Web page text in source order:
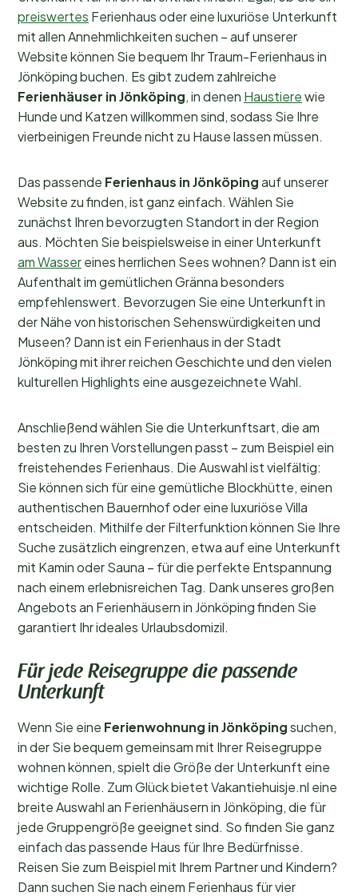
preiswertes Ferienhaus oder eine luxuriöse Unterkunft
mit allen Annehmlichkeiten suchen – auf unserer
Website können Sie bequem Ihr Traum-Ferienhaus in
Jönköping buchen. Es gibt zudem zahlreiche
Ferienhäuser in Jönköping, in denen Haustierewie
Hunde und Katzen willkommen sind, sodass Sie Ihre
vierbeinigen Freunde nicht zu Hause lassen müssen.
Das passende Ferienhaus in Jönköpingauf unserer
Website zu finden, ist ganz einfach. Wählen Sie
zunächst Ihren bevorzugten Standort in der Region
aus. Möchten Sie beispielsweise in einer Unterkunft
am Wassereines herrlichen Sees wohnen? Dann ist ein
Aufenthalt im gemütlichen Gränna besonders
empfehlenswert. Bevorzugen Sie eine Unterkunft in
der Nähe von historischen Sehenswürdigkeiten und
Museen? Dann ist ein Ferienhaus in der Stadt
Jönköping mit ihrer reichen Geschichte und den vielen
kulturellen Highlights eine ausgezeichnete Wahl.
Anschließend wählen Sie die Unterkunftsart, die am
besten zu Ihren Vorstellungen passt – zum Beispiel ein
freistehendes Ferienhaus. Die Auswahl ist vielfältig:
Sie können sich für eine gemütliche Blockhütte, einen
authentischen Bauernhof oder eine luxuriöse Villa
entscheiden. Mithilfe der Filterfunktion können Sie Ihre
Suche zusätzlich eingrenzen, etwa auf eine Unterkunft
mit Kamin oder Sauna – für die perfekte Entspannung
nach einem erlebnisreichen Tag. Dank unseres großen
Angebots an Ferienhäusern in Jönköping finden Sie
garantiert Ihr ideales Urlaubsdomizil.
Für jede Reisegruppe die passende
Unterkunft
Wenn Sie eine Ferienwohnung in Jönköpingsuchen,
in der Sie bequem gemeinsam mit Ihrer Reisegruppe
wohnen können, spielt die Größe der Unterkunft eine
wichtige Rolle. Zum Glück bietet Vakantiehuisje.nl eine
breite Auswahl an Ferienhäusern in Jönköping, die für
jede Gruppengröße geeignet sind. So finden Sie ganz
einfach das passende Haus für Ihre Bedürfnisse.
Reisen Sie zum Beispiel mit Ihrem Partner und Kindern?
Dann suchen Sie nach einem Ferienhaus für vier